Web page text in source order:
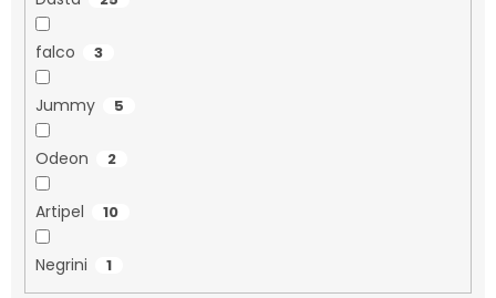
falco 3
Jummy 5
Odeon 2
Artipel 10
Negrini 1